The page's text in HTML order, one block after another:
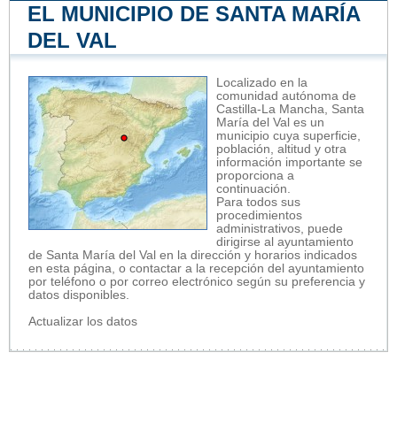
EL MUNICIPIO DE SANTA MARÍA
DEL VAL
Localizado en la
comunidad autónoma de
Castilla-La Mancha, Santa
María del Val es un
municipio cuya superficie,
población, altitud y otra
información importante se
proporciona a
continuación.
Para todos sus
procedimientos
administrativos, puede
dirigirse al ayuntamiento
de Santa María del Val en la dirección y horarios indicados
en esta página, o contactar a la recepción del ayuntamiento
por teléfono o por correo electrónico según su preferencia y
datos disponibles.
Actualizar los datos